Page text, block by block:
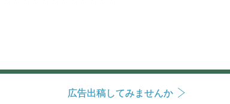
広告出稿してみませんか